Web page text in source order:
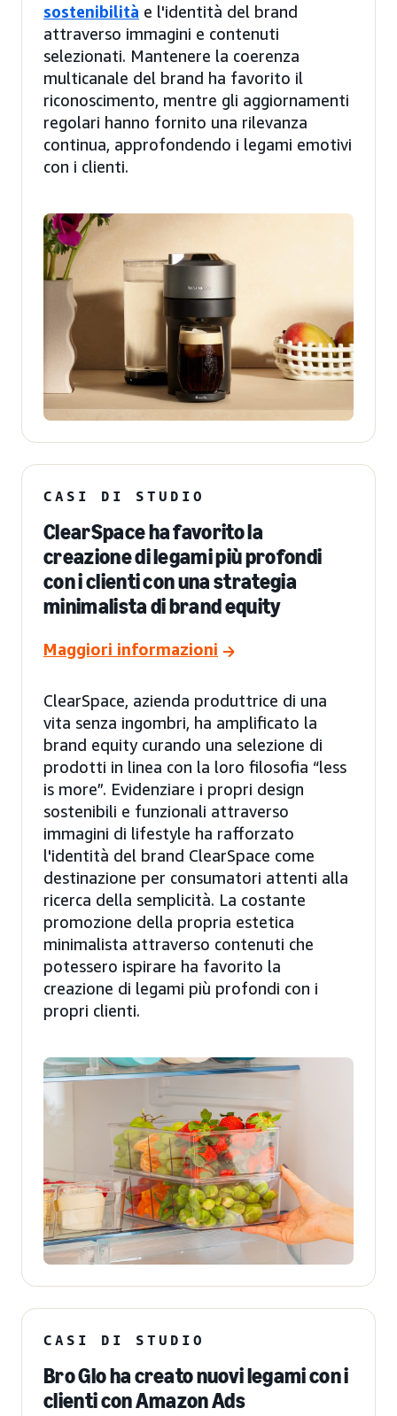
sostenibilità e l'identità del brand
attraverso immagini e contenuti
selezionati. Mantenere la coerenza
multicanale del brand ha favorito il
riconoscimento, mentre gli aggiornamenti
regolari hanno fornito una rilevanza
continua, approfondendo i legami emotivi
con i clienti.
CASI DI STUDIO
ClearSpace ha favorito la
creazione di legami più profondi
con i clienti con una strategia
minimalista di brand equity
Maggiori informazioni
ClearSpace, azienda produttrice di una
vita senza ingombri, ha amplificato la
brand equity curando una selezione di
prodotti in linea con la loro filosofia “less
is more”. Evidenziare i propri design
sostenibili e funzionali attraverso
immagini di lifestyle ha rafforzato
l'identità del brand ClearSpace come
destinazione per consumatori attenti alla
ricerca della semplicità. La costante
promozione della propria estetica
minimalista attraverso contenuti che
potessero ispirare ha favorito la
creazione di legami più profondi con i
propri clienti.
CASI DI STUDIO
Bro Glo ha creato nuovi legami con i
clienti con Amazon Ads